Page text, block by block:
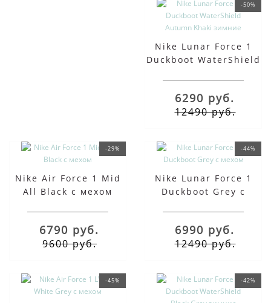
-50%
Nike Lunar Force 1
Duckboot WaterShield
6290 руб.
12490 руб.
-29%
Nike Air Force 1 Mid
All Black с мехом
6790 руб.
9600 руб.
-44%
Nike Lunar Force 1
Duckboot Grey с
6990 руб.
12490 руб.
-45% -42%